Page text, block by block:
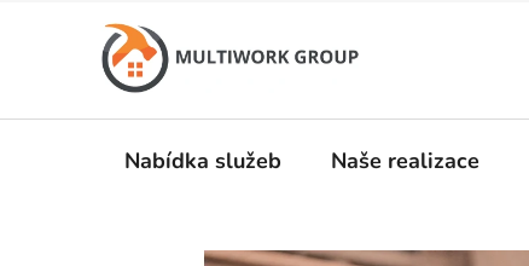
Nabídka služeb Naše realizace